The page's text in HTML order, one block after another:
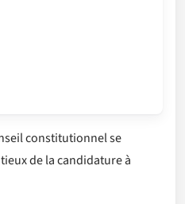
constitutionnel se
de la candidature à